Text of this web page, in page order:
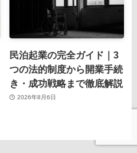
民泊起業の完全ガイド｜3
つの法的制度から開業手続
き・成功戦略まで徹底解説
2026年8月6日